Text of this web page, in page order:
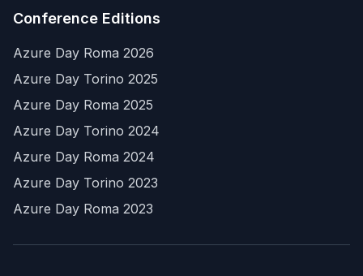
Conference Editions
Azure Day Roma 2026
Azure Day Torino 2025
Azure Day Roma 2025
Azure Day Torino 2024
Azure Day Roma 2024
Azure Day Torino 2023
Azure Day Roma 2023